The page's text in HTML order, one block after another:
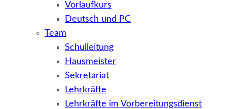
Vorlaufkurs
Deutsch und PC
Team
Schulleitung
Hausmeister
Sekretariat
Lehrkräfte
Lehrkräfte im Vorbereitungsdienst